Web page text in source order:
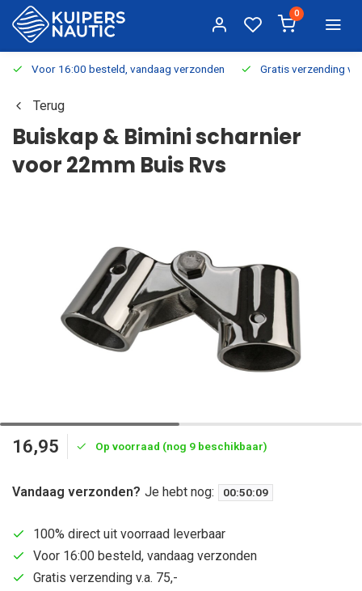
0
Voor 16:00 besteld, vandaag verzonden Gratis verzending
Terug
Buiskap & Bimini scharnier
voor 22mm Buis Rvs
16,95 Op voorraad (nog 9 beschikbaar)
Vandaag verzonden? Je hebt nog: 00:50:08
100% direct uit voorraad leverbaar
Voor 16:00 besteld, vandaag verzonden
Gratis verzending v.a. 75,-